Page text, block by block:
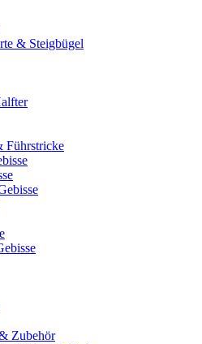
& Steigbügel
Führstricke
Zubehör